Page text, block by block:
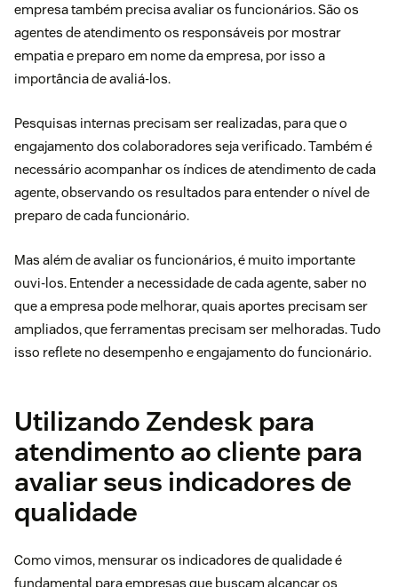
empresa também precisa avaliar os funcionários. São os
agentes de atendimento os responsáveis por mostrar
empatia e preparo em nome da empresa, por isso a
importância de avaliá-los.
Pesquisas internas precisam ser realizadas, para que o
engajamento dos colaboradores seja verificado. Também é
necessário acompanhar os índices de atendimento de cada
agente, observando os resultados para entender o nível de
preparo de cada funcionário.
Mas além de avaliar os funcionários, é muito importante
ouvi-los. Entender a necessidade de cada agente, saber no
que a empresa pode melhorar, quais aportes precisam ser
ampliados, que ferramentas precisam ser melhoradas. Tudo
isso reflete no desempenho e engajamento do funcionário.
Utilizando Zendesk para
atendimento ao cliente para
avaliar seus indicadores de
qualidade
Como vimos, mensurar os indicadores de qualidade é
fundamental para empresas que buscam alcançar os